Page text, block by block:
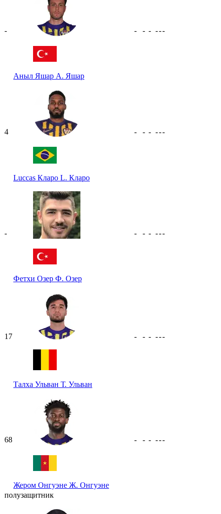
-
Аныл Яшар А. Яшар
- - - ---
4
Luccas Кларо L. Кларо
- - - ---
-
Фетхи Озер Ф. Озер
- - - ---
17
Талха Ульван Т. Ульван
- - - ---
68
Жером Онгуэне Ж. Онгуэне
- - - ---
полузащитник